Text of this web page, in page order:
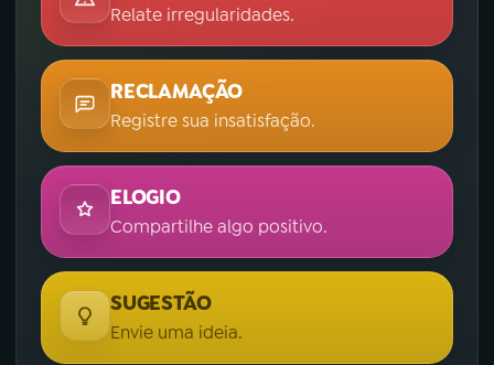
Relate irregularidades.
RECLAMAÇÃO
Registre sua insatisfação.
ELOGIO
Compartilhe algo positivo.
SUGESTÃO
Envie uma ideia.